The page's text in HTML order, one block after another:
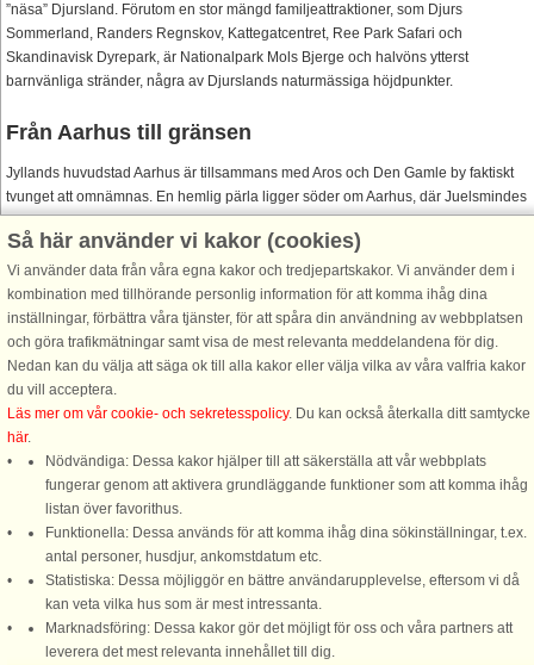
”näsa” Djursland. Förutom en stor mängd familjeattraktioner, som Djurs
Sommerland, Randers Regnskov, Kattegatcentret, Ree Park Safari och
Skandinavisk Dyrepark, är Nationalpark Mols Bjerge och halvöns ytterst
barnvänliga stränder, några av Djurslands naturmässiga höjdpunkter.
Från Aarhus till gränsen
Jyllands huvudstad Aarhus är tillsammans med Aros och Den Gamle by faktiskt
tvunget att omnämnas. En hemlig pärla ligger söder om Aarhus, där Juelsmindes
kust er blandt Danmarks vackraste och mest varierande landskap. Du hittar
skogsbeklädda sluttningar och autentiske naturstränder på norra sidan av Vejle
Fjord och sandstränder vid Juelsminde. Från 1864 till 1920 låg den dansk/tyska
gränsen vid det gamla fiskeläget Hejlsminde, där det idag finns många
sommarhus och en båthamn. Närheten till Tyskland märks tydligt ända från
Kolding hela vägen söderut. Givetvis alldeles särskillt i Sönderborg och vid
Dybböl Mølle, som var centrum för kriget 1864. Utbudet av attraktioner - historia,
kultur, fiske och badvatten – matchas av lika stort utbud av stugor på hela Als och
Broagerland vid Flensborg Fjord, just i närheten av allt.
DanCenter A/S - Kronprinsensgade 3, 2. - 1114 København K - Danmark
Tel.: +45 70 13 00 00 - Fax.: +45 70 13 70 70 - Bank: Danske Bank/Stockholm
Bank-giro nr. 5209-6575 - CVR: 67324013
Så här använder vi kakor (cookies)
Vi använder data från våra egna kakor och tredjepartskakor. Vi använder dem i
kombination med tillhörande personlig information för att komma ihåg dina
inställningar, förbättra våra tjänster, för att spåra din användning av webbplatsen
och göra trafikmätningar samt visa de mest relevanta meddelandena för dig.
Nedan kan du välja att säga ok till alla kakor eller välja vilka av våra valfria kakor
du vill acceptera.
Läs mer om vår cookie- och sekretesspolicy. Du kan också återkalla ditt samtycke
här.
Nödvändiga: Dessa kakor hjälper till att säkerställa att vår webbplats
fungerar genom att aktivera grundläggande funktioner som att komma ihåg
listan över favorithus.
Funktionella: Dessa används för att komma ihåg dina sökinställningar, t.ex.
antal personer, husdjur, ankomstdatum etc.
Statistiska: Dessa möjliggör en bättre användarupplevelse, eftersom vi då
kan veta vilka hus som är mest intressanta.
Marknadsföring: Dessa kakor gör det möjligt för oss och våra partners att
leverera det mest relevanta innehållet till dig.